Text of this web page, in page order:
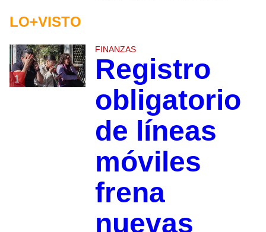
LO+VISTO
1
FINANZAS
Registro
obligatorio
de líneas
móviles
frena
nuevas